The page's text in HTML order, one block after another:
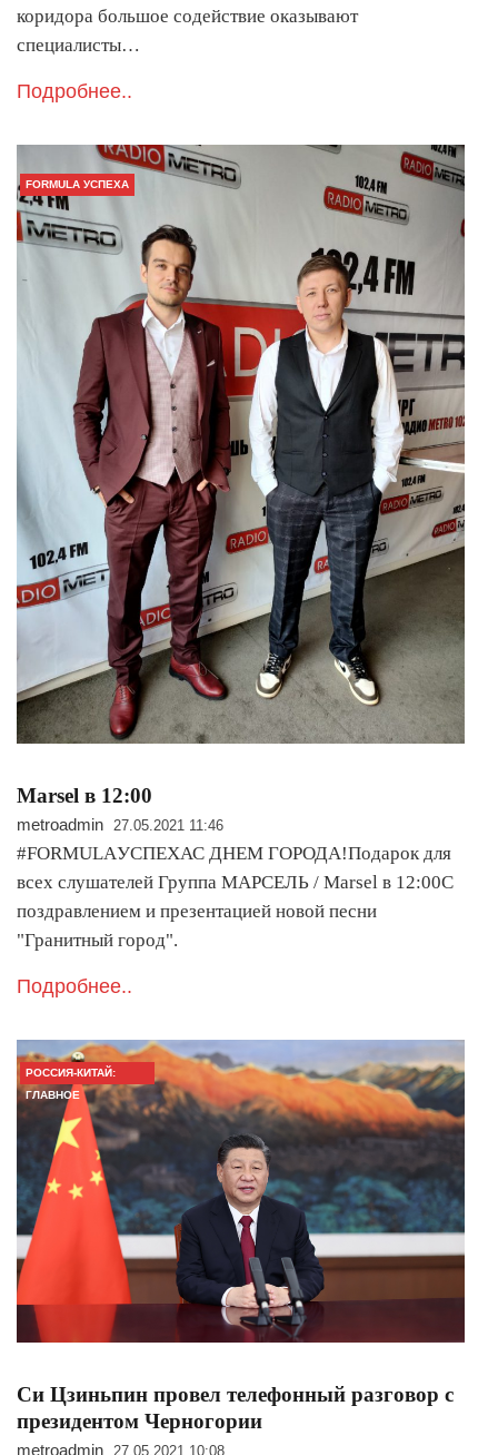
коридора большое содействие оказывают
специалисты…
Подробнее..
FORMULA УСПЕХА
Marsel в 12:00
metroadmin 27.05.2021 11:46
#FORMULAУСПЕХАС ДНЕМ ГОРОДА!Подарок для
всех слушателей Группа МАРСЕЛЬ / Marsel в 12:00С
поздравлением и презентацией новой песни
"Гранитный город".
Подробнее..
РОССИЯ-КИТАЙ:
ГЛАВНОЕ
Си Цзиньпин провел телефонный разговор с
президентом Черногории
metroadmin 27.05.2021 10:08